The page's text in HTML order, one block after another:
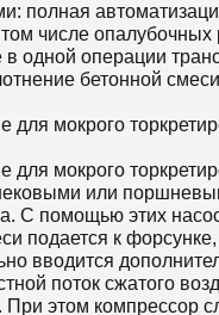
полная
числе опалубочных
одной операции
бетонной
для мокрого
для мокрого
или
С помощью этих
подается к форсунке,
вводится
поток сжатого
При этом компрессор